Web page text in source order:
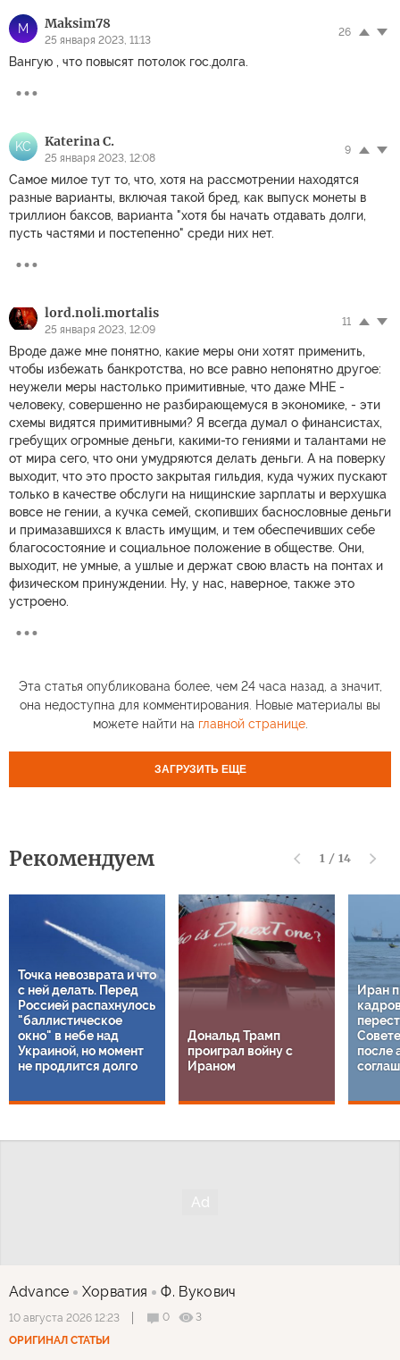
M Maksim78
25 января 2023, 11:13
26
Вангую , что повысят потолок гос.долга.
KC Katerina C.
25 января 2023, 12:08
9
Самое милое тут то, что, хотя на рассмотрении находятся
разные варианты, включая такой бред, как выпуск монеты в
триллион баксов, варианта "хотя бы начать отдавать долги,
пусть частями и постепенно" среди них нет.
lord.noli.mortalis
25 января 2023, 12:09
11
Вроде даже мне понятно, какие меры они хотят применить,
чтобы избежать банкротства, но все равно непонятно другое:
неужели меры настолько примитивные, что даже МНЕ -
человеку, совершенно не разбирающемуся в экономике, - эти
схемы видятся примитивными? Я всегда думал о финансистах,
гребущих огромные деньги, какими-то гениями и талантами не
от мира сего, что они умудряются делать деньги. А на поверку
выходит, что это просто закрытая гильдия, куда чужих пускают
только в качестве обслуги на нищинские зарплаты и верхушка
вовсе не гении, а кучка семей, скопивших баснословные деньги
и примазавшихся к власть имущим, и тем обеспечивших себе
благосостояние и социальное положение в обществе. Они,
выходит, не умные, а ушлые и держат свою власть на понтах и
физическом принуждении. Ну, у нас, наверное, также это
устроено.
Эта статья опубликована более, чем 24 часа назад, а значит,
она недоступна для комментирования. Новые материалы вы
можете найти на главной странице.
ЗАГРУЗИТЬ ЕЩЕ
Рекомендуем 1 / 14
Точка невозврата и что
с ней делать. Перед
Россией распахнулось
"баллистическое
окно" в небе над
Украиной, но момент
не продлится долго
Дональд Трамп
проиграл войну с
Ираном
Иран
после
Advance Хорватия Ф. Вукович
10 августа 2026 12:23 0
3
ОРИГИНАЛ СТАТЬИ